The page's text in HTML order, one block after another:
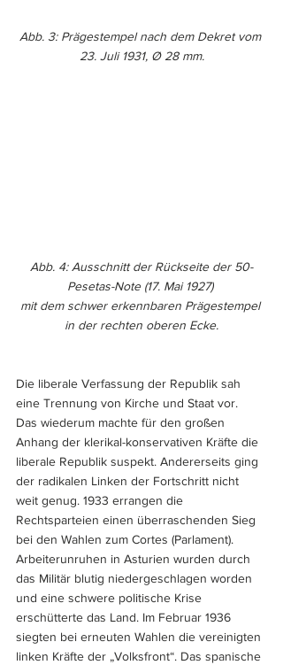
Abb. 3: Prägestempel nach dem Dekret vom
23. Juli 1931, Ø 28 mm.
Abb. 4: Ausschnitt der Rückseite der 50-
Pesetas-Note (17. Mai 1927)
mit dem schwer erkennbaren Prägestempel
in der rechten oberen Ecke.
Die liberale Verfassung der Republik sah
eine Trennung von Kirche und Staat vor.
Das wiederum machte für den großen
Anhang der klerikal-konservativen Kräfte die
liberale Republik suspekt. Andererseits ging
der radikalen Linken der Fortschritt nicht
weit genug. 1933 errangen die
Rechtsparteien einen überraschenden Sieg
bei den Wahlen zum Cortes (Parlament).
Arbeiterunruhen in Asturien wurden durch
das Militär blutig niedergeschlagen worden
und eine schwere politische Krise
erschütterte das Land. Im Februar 1936
siegten bei erneuten Wahlen die vereinigten
linken Kräfte der „Volksfront“. Das spanische